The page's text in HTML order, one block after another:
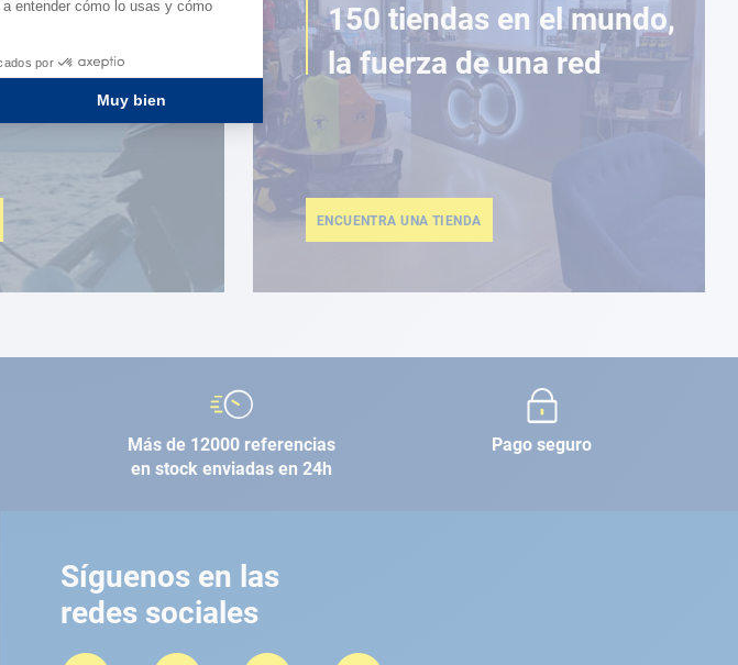
de ventajas
150 tiendas en el mundo,
la fuerza de una red
ENCUENTRA UNA TIENDA
Más de 12000 referencias
en stock enviadas en 24h
Pago seguro
Síguenos en las
redes sociales